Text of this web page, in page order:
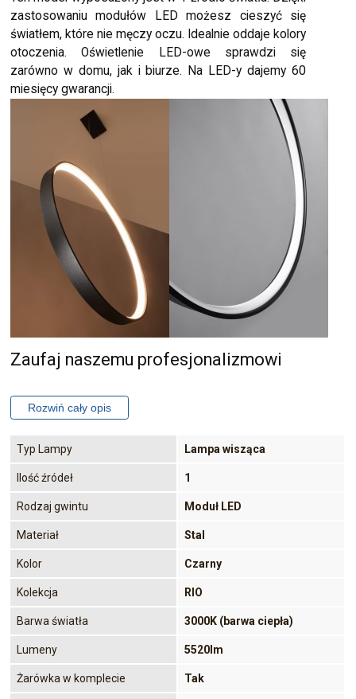
zastosowaniu modułów LED możesz cieszyć się
światłem, które nie męczy oczu. Idealnie oddaje kolory
otoczenia. Oświetlenie LED-owe sprawdzi się
zarówno w domu, jak i biurze. Na LED-y dajemy 60
miesięcy gwarancji.
Zaufaj naszemu profesjonalizmowi
Typ Lampy Lampa wisząca
Ilość źródeł 1
Rodzaj gwintu Moduł LED
Materiał Stal
Kolor Czarny
Kolekcja RIO
Barwa światła 3000K (barwa ciepła)
Lumeny 5520lm
Żarówka w komplecie Tak